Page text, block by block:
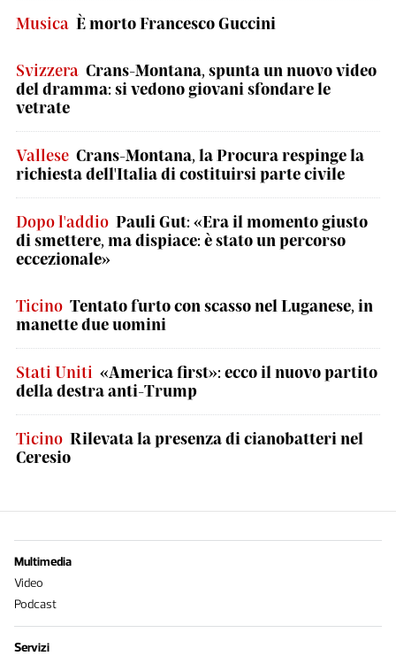
Musica È morto Francesco Guccini
Svizzera Crans-Montana, spunta un nuovo video
del dramma: si vedono giovani sfondare le
vetrate
Vallese Crans-Montana, la Procura respinge la
richiesta dell'Italia di costituirsi parte civile
Dopo l'addio Pauli Gut: «Era il momento giusto
di smettere, ma dispiace: è stato un percorso
eccezionale»
Ticino Tentato furto con scasso nel Luganese, in
manette due uomini
Stati Uniti «America first»: ecco il nuovo partito
della destra anti-Trump
Ticino Rilevata la presenza di cianobatteri nel
Ceresio
Multimedia
Video
Podcast
Servizi